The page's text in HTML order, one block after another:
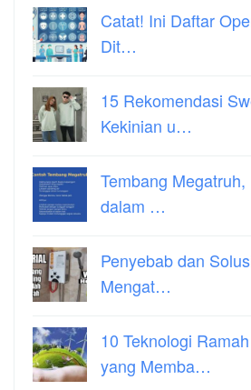
Catat! Ini Daftar
Dit…
15 Rekomendasi
Kekinian u…
Tembang
dalam …
Penyebab dan
Mengat…
10 Teknologi
yang Memba…